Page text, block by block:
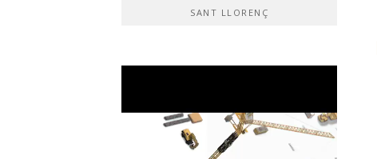
SANT LLORENÇ